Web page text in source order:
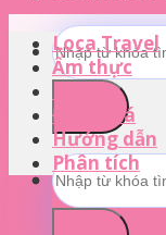
Loca Travel
Ẩm thực
Du lịch
Đánh giá
Hướng dẫn
Phân tích